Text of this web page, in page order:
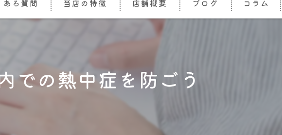
ある質問 当店の特徴
ドッグトリーツ
店舗概要 ブログ コラム
での熱中症を防ごう